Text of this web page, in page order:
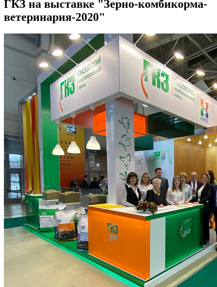
ГКЗ на выставке "Зерно-комбикорма-
ветеринария-2020"